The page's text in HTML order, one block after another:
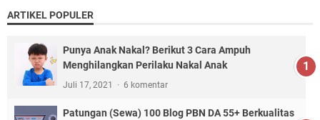
ARTIKEL POPULER
Punya Anak Nakal? Berikut 3 Cara Ampuh
Menghilangkan Perilaku Nakal Anak
Juli 17, 2021 6 komentar
Patungan (Sewa) 100 Blog PBN DA 55+ Berkualitas